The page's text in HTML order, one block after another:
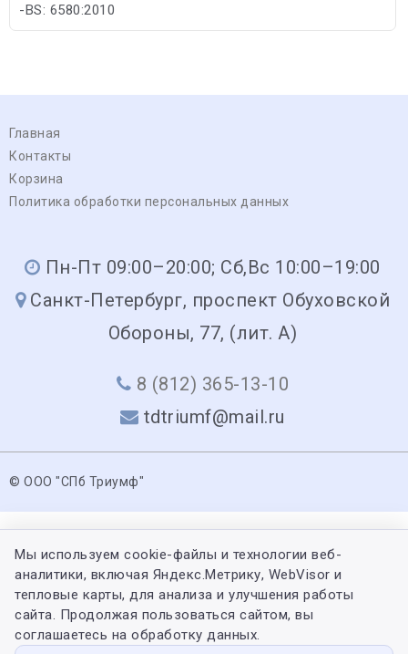
-BS: 6580:2010
Главная
Контакты
Корзина
Политика обработки персональных данных
Пн-Пт 09:00–20:00; Сб,Вс 10:00–19:00
Санкт-Петербург, проспект Обуховской
Обороны, 77, (лит. А)
8 (812) 365-13-10
tdtriumf@mail.ru
© ООО "СПб Триумф"
Мы используем cookie-файлы и технологии веб-
аналитики, включая Яндекс.Метрику, WebVisor и
тепловые карты, для анализа и улучшения работы
сайта. Продолжая пользоваться сайтом, вы
соглашаетесь на обработку данных.